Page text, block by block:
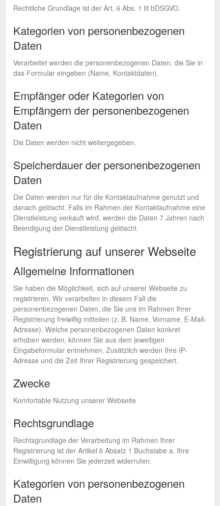
Rechtliche Grundlage ist der Art. 6 Abs. 1 lit bDSGVO.
Kategorien von personenbezogenen
Daten
Verarbeitet werden die personenbezogenen Daten, die Sie in
das Formular eingeben (Name, Kontaktdaten).
Empfänger oder Kategorien von
Empfängern der personenbezogenen
Daten
Die Daten werden nicht weitergegeben.
Speicherdauer der personenbezogenen
Daten
Die Daten werden nur für die Kontaktaufnahme genutzt und
danach gelöscht. Falls im Rahmen der Kontaktaufnahme eine
Dienstleistung verkauft wird, werden die Daten 7 Jahren nach
Beendigung der Dienstleistung gelöscht.
Registrierung auf unserer Webseite
Allgemeine Informationen
Sie haben die Möglichkeit, sich auf unserer Webseite zu
registrieren. Wir verarbeiten in diesem Fall die
personenbezogenen Daten, die Sie uns im Rahmen Ihrer
Registrierung freiwillig mitteilen (z. B. Name, Vorname, E-Mail-
Adresse). Welche personenbezogenen Daten konkret
erhoben werden, können Sie aus dem jeweiligen
Eingabeformular entnehmen. Zusätzlich werden Ihre IP-
Adresse und die Zeit Ihrer Registrierung gespeichert.
Zwecke
Komfortable Nutzung unserer Webseite
Rechtsgrundlage
Rechtsgrundlage der Verarbeitung im Rahmen Ihrer
Registrierung ist der Artikel 6 Absatz 1 Buchstabe a. Ihre
Einwilligung können Sie jederzeit widerrufen.
Kategorien von personenbezogenen
Daten